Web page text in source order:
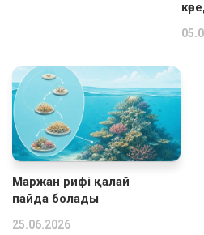
Маржан рифі қалай
пайда болады
25.06.2026